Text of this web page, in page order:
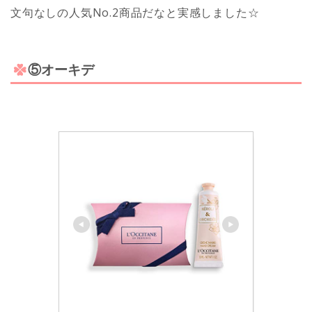
文句なしの人気No.2商品だなと実感しました☆
⑤オーキデ